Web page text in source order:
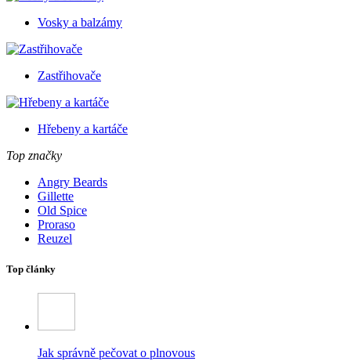
Vosky a balzámy
Zastřihovače
Hřebeny a kartáče
Top značky
Angry Beards
Gillette
Old Spice
Proraso
Reuzel
Top články
Jak správně pečovat o plnovous